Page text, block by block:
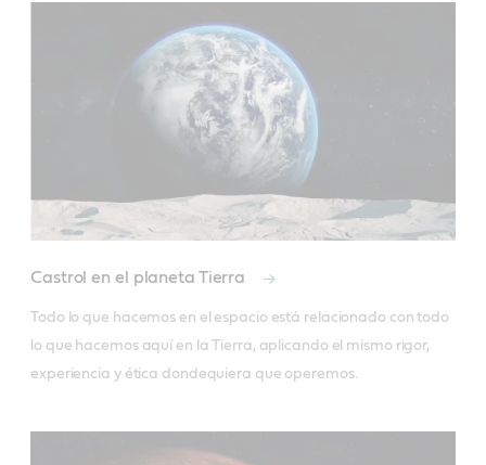
Castrol en el planeta Tierra
Todo lo que hacemos en el espacio está relacionado con todo
lo que hacemos aquí en la Tierra, aplicando el mismo rigor,
experiencia y ética dondequiera que operemos.